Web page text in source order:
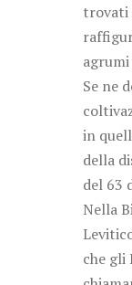
trovati
Se ne
in
della
del 63
Nella
che gli